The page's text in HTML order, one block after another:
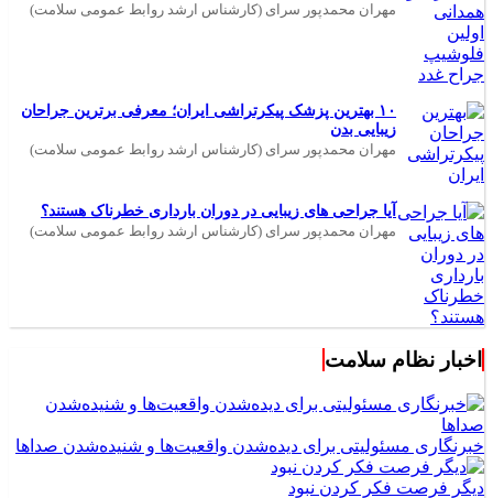
مهران محمدپور سرای (کارشناس ارشد روابط عمومی سلامت)
۱۰ بهترین پزشک پیکرتراشی ایران؛ معرفی برترین جراحان
زیبایی بدن
مهران محمدپور سرای (کارشناس ارشد روابط عمومی سلامت)
آیا جراحی های زیبایی در دوران بارداری خطرناک هستند؟
مهران محمدپور سرای (کارشناس ارشد روابط عمومی سلامت)
اخبار نظام سلامت
خبرنگاری مسئولیتی برای دیده‌شدن واقعیت‌ها و شنیده‌شدن صداها
دیگر فرصت فکر کردن نبود